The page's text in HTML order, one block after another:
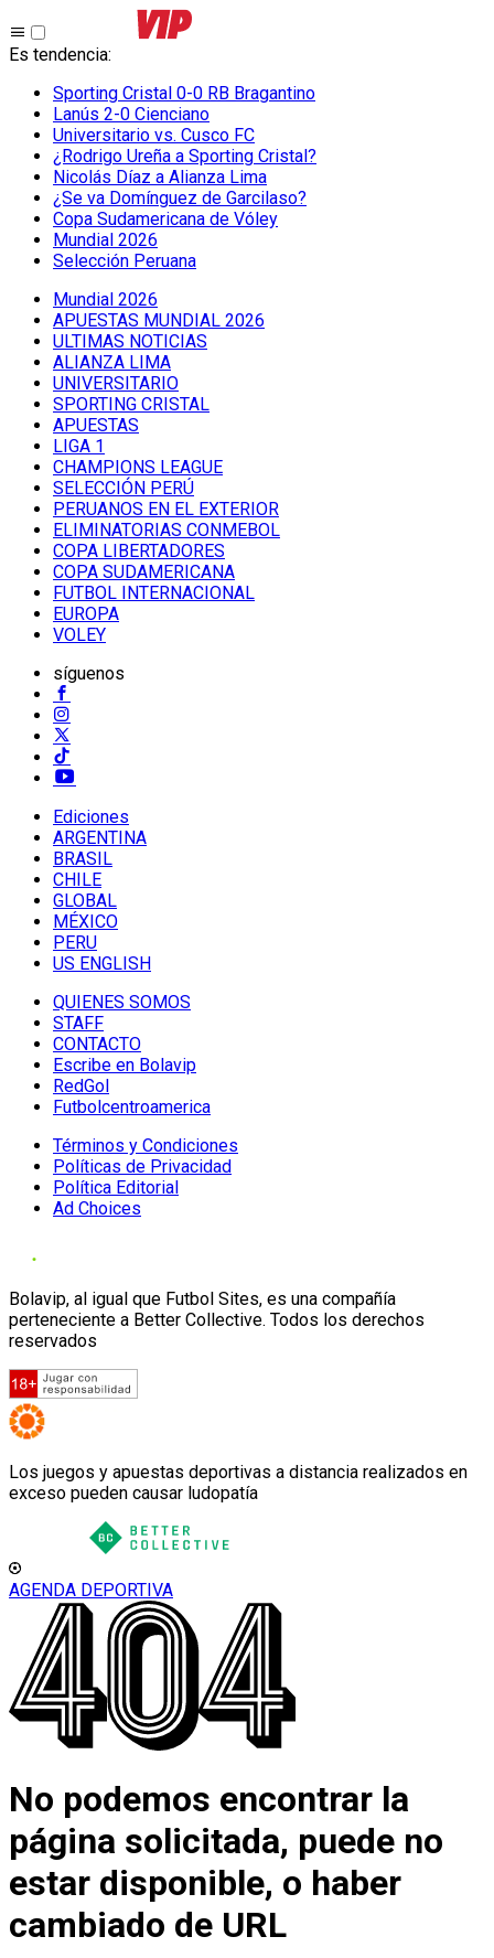
Es tendencia:
Sporting Cristal 0-0 RB Bragantino
Lanús 2-0 Cienciano
Universitario vs. Cusco FC
¿Rodrigo Ureña a Sporting Cristal?
Nicolás Díaz a Alianza Lima
¿Se va Domínguez de Garcilaso?
Copa Sudamericana de Vóley
Mundial 2026
Selección Peruana
Mundial 2026
APUESTAS MUNDIAL 2026
ULTIMAS NOTICIAS
ALIANZA LIMA
UNIVERSITARIO
SPORTING CRISTAL
APUESTAS
LIGA 1
CHAMPIONS LEAGUE
SELECCIÓN PERÚ
PERUANOS EN EL EXTERIOR
ELIMINATORIAS CONMEBOL
COPA LIBERTADORES
COPA SUDAMERICANA
FUTBOL INTERNACIONAL
EUROPA
VOLEY
síguenos
Ediciones
ARGENTINA
BRASIL
CHILE
GLOBAL
MÉXICO
PERU
US ENGLISH
QUIENES SOMOS
STAFF
CONTACTO
Escribe en Bolavip
RedGol
Futbolcentroamerica
Términos y Condiciones
Políticas de Privacidad
Política Editorial
Ad Choices
Bolavip, al igual que Futbol Sites, es una compañía
perteneciente a Better Collective. Todos los derechos
reservados
Los juegos y apuestas deportivas a distancia realizados en
exceso pueden causar ludopatía
AGENDA DEPORTIVA
No podemos encontrar la
página solicitada, puede no
estar disponible, o haber
cambiado de URL